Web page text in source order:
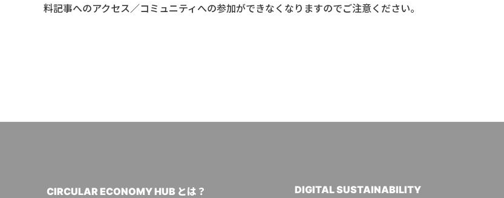
料記事へのアクセス／コミュニティへの参加ができなくなりますのでご注意ください。
CIRCULAR ECONOMY HUB とは？ DIGITAL SUSTAINABILITY